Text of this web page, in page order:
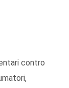
contro